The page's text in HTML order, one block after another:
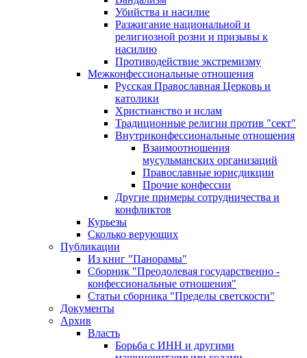
Убийства и насилие
Разжигание национальной и
религиозной розни и призывы к
насилию
Противодействие экстремизму
Межконфессиональные отношения
Русская Православная Церковь и
католики
Христианство и ислам
Традиционные религии против "сект"
Внутриконфессиональные отношения
Взаимоотношения
мусульманских организаций
Православные юрисдикции
Прочие конфессии
Другие примеры сотрудничества и
конфликтов
Курьезы
Сколько верующих
Публикации
Из книг "Панорамы"
Сборник "Преодолевая государственно -
конфессиональные отношения"
Статьи сборника "Пределы светскости"
Документы
Архив
Власть
Борьба с ИНН и другими